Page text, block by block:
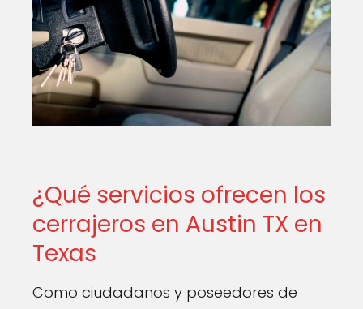
¿Qué servicios ofrecen los
cerrajeros en Austin TX en
Texas
Como ciudadanos y poseedores de